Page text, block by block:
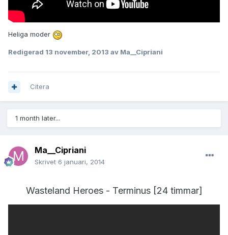
Heliga moder
Redigerad 13 november, 2013 av Ma__Cipriani
Citera
1 month later...
Ma__Cipriani
Skrivet 6 januari, 2014
Wasteland Heroes - Terminus [24 timmar]